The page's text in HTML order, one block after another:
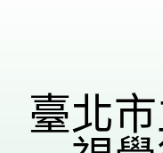
臺北